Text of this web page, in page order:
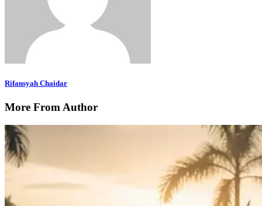
Rifansyah Chaidar
More From Author